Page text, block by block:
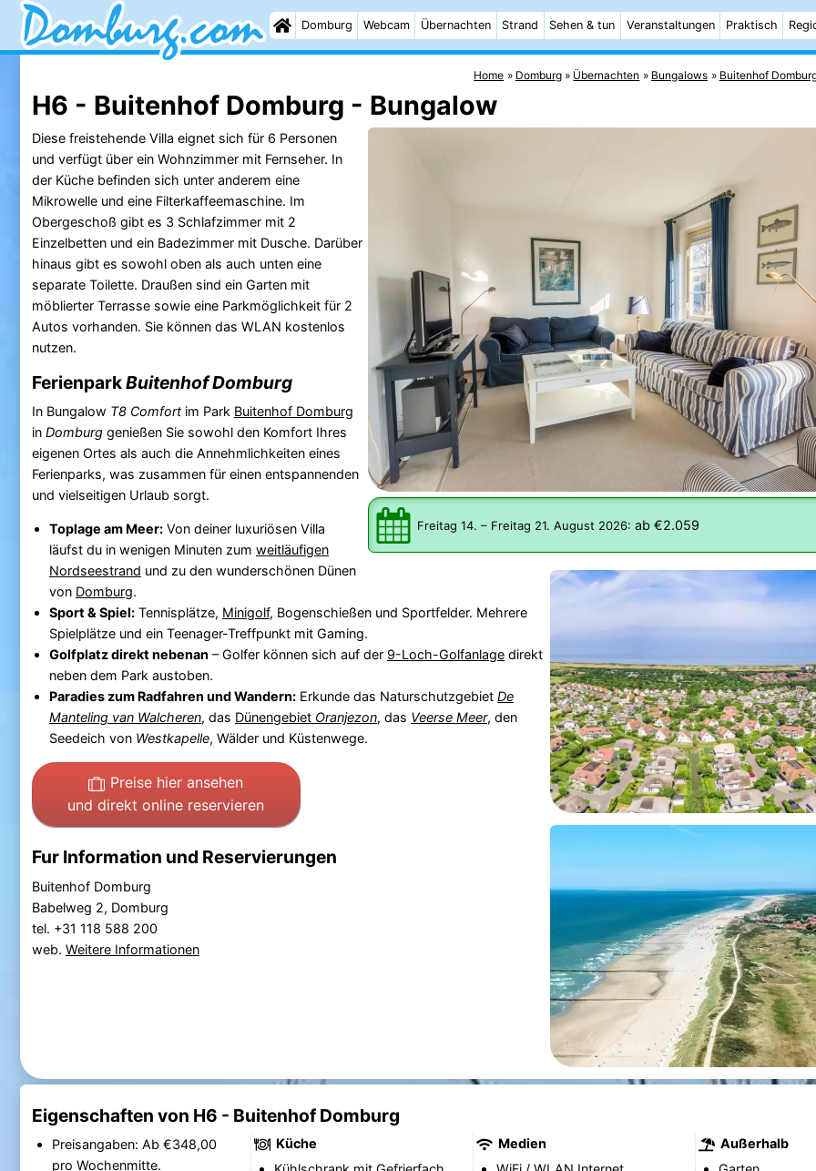
Domburg Webcam Übernachten Strand Sehen & tun Veranstaltungen Praktisch
Home Domburg Übernachten Bungalows Buitenhof
H6 - Buitenhof Domburg - Bungalow
Freitag 14. – Freitag 21. August 2026: ab €2.059
Diese freistehende Villa eignet sich für 6 Personen
und verfügt über ein Wohnzimmer mit Fernseher. In
der Küche befinden sich unter anderem eine
Mikrowelle und eine Filterkaffeemaschine. Im
Obergeschoß gibt es 3 Schlafzimmer mit 2
Einzelbetten und ein Badezimmer mit Dusche. Darüber
hinaus gibt es sowohl oben als auch unten eine
separate Toilette. Draußen sind ein Garten mit
möblierter Terrasse sowie eine Parkmöglichkeit für 2
Autos vorhanden. Sie können das WLAN kostenlos
nutzen.
FerienparkBuitenhof Domburg
In Bungalow T8 Comfortim Park Buitenhof Domburg
in Domburggenießen Sie sowohl den Komfort Ihres
eigenen Ortes als auch die Annehmlichkeiten eines
Ferienparks, was zusammen für einen entspannenden
und vielseitigen Urlaub sorgt.
Toplage am Meer:Von deiner luxuriösen Villa
läufst du in wenigen Minuten zum weitläufigen
Nordseestrand und zu den wunderschönen Dünen
von Domburg.
Sport & Spiel:Tennisplätze, Minigolf, Bogenschießen und Sportfelder. Mehrere
Spielplätze und ein Teenager-Treffpunkt mit Gaming.
Golfplatz direkt nebenan – Golfer können sich auf der 9-Loch-Golfanlagedirekt
neben dem Park austoben.
Paradies zum Radfahren und Wandern:Erkunde das Naturschutzgebiet De
Manteling van Walcheren, das Dünengebiet Oranjezon, das Veerse Meer, den
Seedeich von Westkapelle, Wälder und Küstenwege.
Preise hier ansehen
und direkt online reservieren
Fur Information und Reservierungen
Buitenhof Domburg
Babelweg 2, Domburg
tel. +31 118 588 200
web. Weitere Informationen
Eigenschaften von H6 - Buitenhof Domburg
Preisangaben: Ab €348,00
pro Wochenmitte.
Küche
Medien
Außerhalb